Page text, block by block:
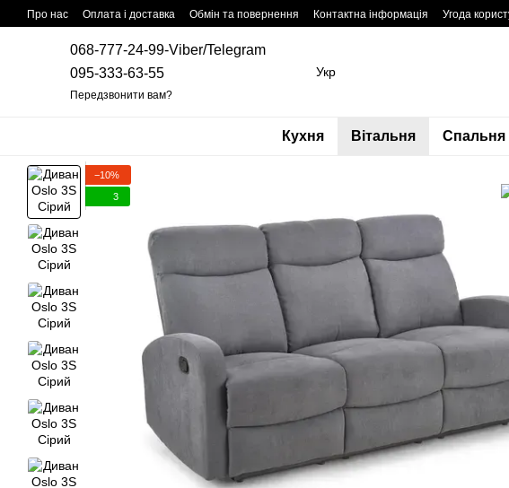
Перейти до основного контенту
Про нас Оплата і доставка Обмін та повернення Контактна інформація Угода
068-777-24-99-Viber/Telegram
095-333-63-55
Передзвонити вам?
Укр
Кухня Вітальня Спальня
−10%
3